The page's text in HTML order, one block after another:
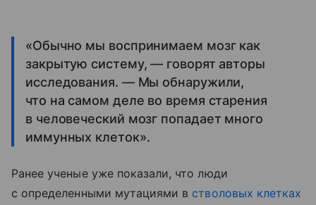
«Обычно мы воспринимаем мозг как
закрытую систему, — говорят авторы
исследования. — Мы обнаружили,
что на самом деле во время старения
в человеческий мозг попадает много
иммунных клеток».
Ранее ученые уже показали, что люди
с определенными мутациями в стволовых клетках